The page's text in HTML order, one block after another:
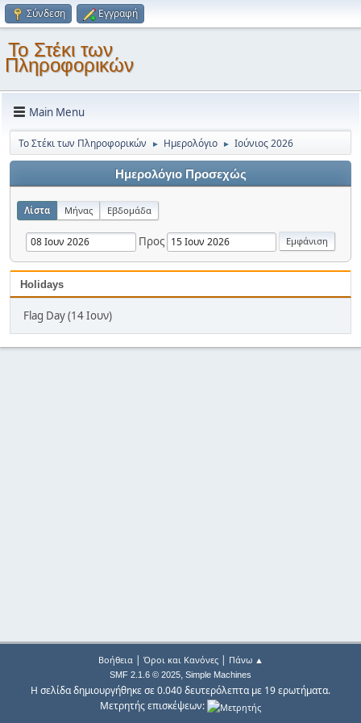
Σύνδεση Εγγραφή
Το Στέκι των
Πληροφορικών
Main Menu
Το Στέκι των Πληροφορικών ► Ημερολόγιο ► Ιούνιος 2026
Ημερολόγιο Προσεχώς
Λίστα Μήνας Εβδομάδα
Προς
Holidays
Flag Day (14 Ιουν)
Βοήθεια| Όροι και Κανόνες| Πάνω ▲
SMF 2.1.6 © 2025, Simple Machines
Η σελίδα δημιουργήθηκε σε 0.040 δευτερόλεπτα με 19 ερωτήματα.
Μετρητής επισκέψεων: